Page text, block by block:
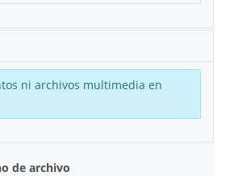
ni archivos multimedia en
de archivo